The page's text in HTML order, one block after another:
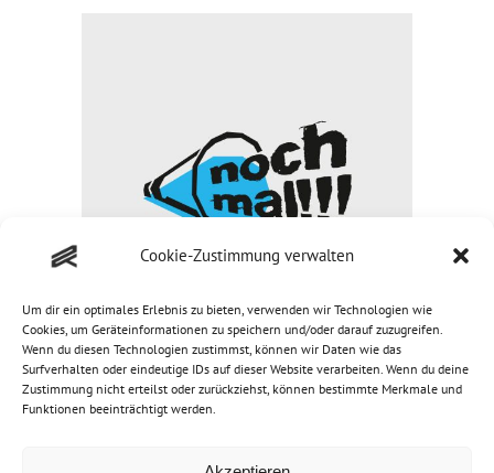
Cookie-Zustimmung verwalten
Um dir ein optimales Erlebnis zu bieten, verwenden wir Technologien wie
Cookies, um Geräteinformationen zu speichern und/oder darauf zuzugreifen.
Wenn du diesen Technologien zustimmst, können wir Daten wie das
Surfverhalten oder eindeutige IDs auf dieser Website verarbeiten. Wenn du deine
Zustimmung nicht erteilst oder zurückziehst, können bestimmte Merkmale und
Funktionen beeinträchtigt werden.
LOGO – NOCH MAL